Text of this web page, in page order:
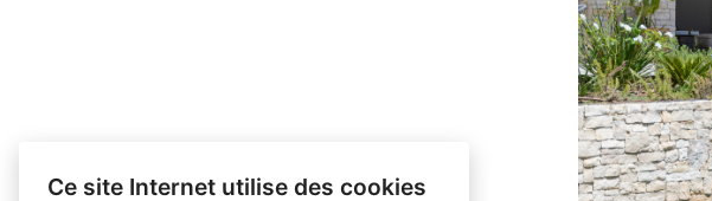
Ce site Internet utilise des cookies